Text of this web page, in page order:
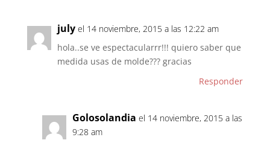
july el 14 noviembre, 2015 a las 12:22 am
hola..se ve espectacularrr!!! quiero saber que
medida usas de molde??? gracias
Responder
Golosolandia el 14 noviembre, 2015 a las
9:28 am